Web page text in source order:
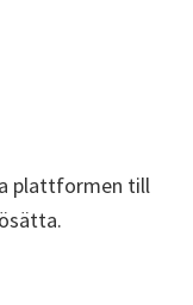
plattformen till